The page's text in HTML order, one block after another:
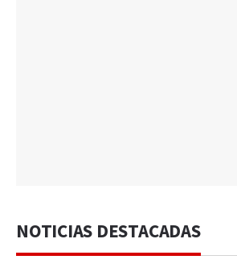
NOTICIAS DESTACADAS